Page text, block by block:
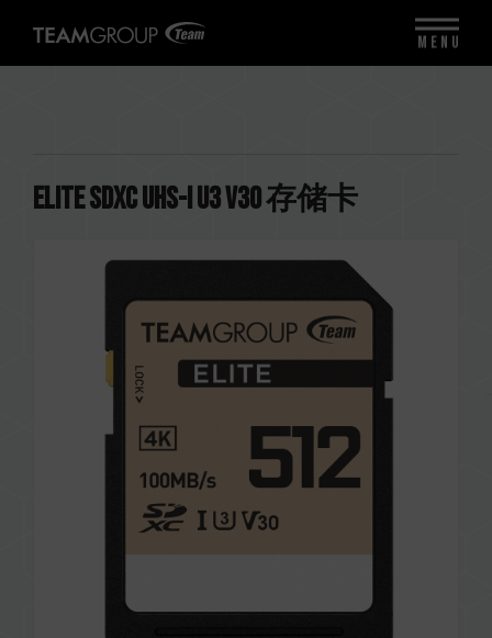
ELITE SDXC UHS-I U3 V30 存储卡
MENU